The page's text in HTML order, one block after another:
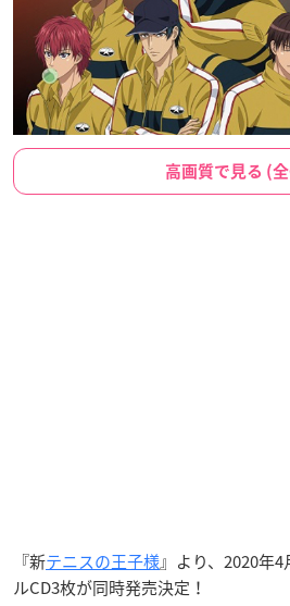
高画質で見る (
『新テニスの王子様』より、2020年
ルCD3枚が同時発売決定！